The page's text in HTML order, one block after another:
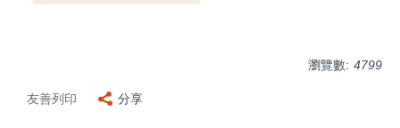
瀏覽數: 4799
友善列印 分享